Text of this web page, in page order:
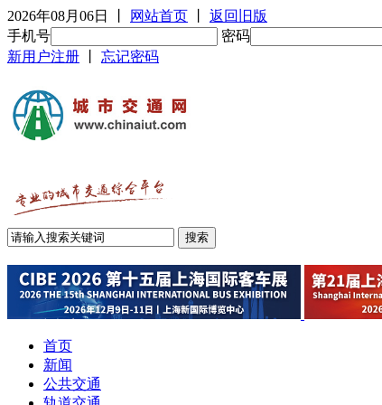
2026年08月06日 网站首页
返回旧版
手机号
密码
新用户注册
忘记密码
首页
新闻
公共交通